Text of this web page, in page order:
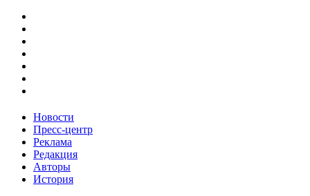
Новости
Пресс-центр
Реклама
Редакция
Авторы
История